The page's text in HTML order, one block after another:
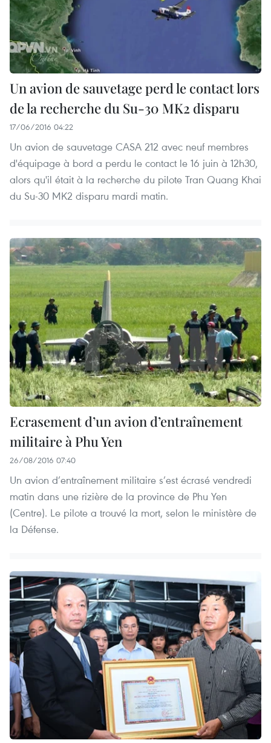
Un avion de sauvetage perd le contact lors
de la recherche du Su-30 MK2 disparu
17/06/2016 04:22
Un avion de sauvetage CASA 212 avec neuf membres
d'équipage à bord a perdu le contact le 16 juin à 12h30,
alors qu'il était à la recherche du pilote Tran Quang Khai
du Su-30 MK2 disparu mardi matin.
Ecrasement d’un avion d’entraînement
militaire à Phu Yen
26/08/2016 07:40
Un avion d’entraînement militaire s’est écrasé vendredi
matin dans une rizière de la province de Phu Yen
(Centre). Le pilote a trouvé la mort, selon le ministère de
la Défense.